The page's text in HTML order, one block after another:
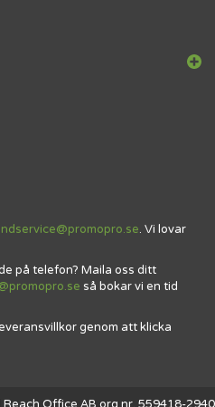
. Vi lovar
på telefon? Maila oss ditt
så bokar vi en tid
genom att klicka